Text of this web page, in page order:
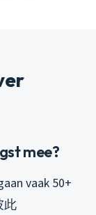
mee?
vaak 50+
此